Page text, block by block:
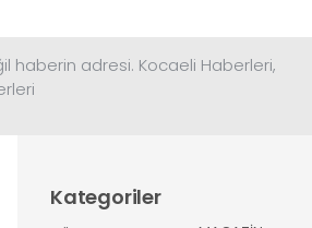
haberin adresi. Kocaeli Haberleri,
Kategoriler